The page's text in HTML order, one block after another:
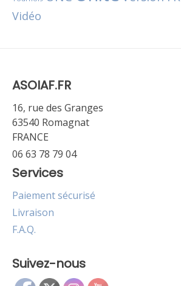
Vidéo
ASOIAF.FR
16, rue des Granges
63540 Romagnat
FRANCE
06 63 78 79 04
Services
Paiement sécurisé
Livraison
F.A.Q.
Suivez-nous